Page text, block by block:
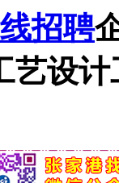
招聘
艺设